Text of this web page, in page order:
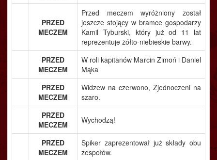
PRZED
MECZEM
Przed meczem wyróżniony został
jeszcze stojący w bramce gospodarzy
Kamil Tyburski, który już od 11 lat
reprezentuje żółto-niebieskie barwy.
PRZED
MECZEM
W roli kapitanów Marcin Zimoń i Daniel
Mąka
PRZED
MECZEM
Widzew na czerwono, Zjednoczeni na
szaro.
PRZED
MECZEM
Wychodzą!
PRZED
MECZEM
Spiker zaprezentował już składy obu
zespołów.